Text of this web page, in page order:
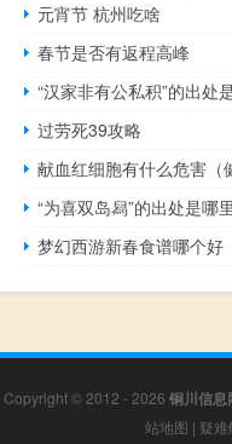
元宵节 杭州吃啥
春节是否有返程高峰
“汉家非有公私积”的出处
过劳死39攻略
“为喜双岛舄”的出处是哪里
梦幻西游新春食谱哪个好
Copyright © 2012 - 2026 铜川信息
站地图 | 疑难